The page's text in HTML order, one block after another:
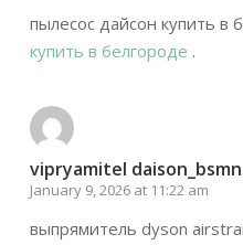
пылесос дайсон купить в
купить в белгороде .
vipryamitel daison_bsmn
January 9, 2026 at 11:22 am
выпрямитель dyson